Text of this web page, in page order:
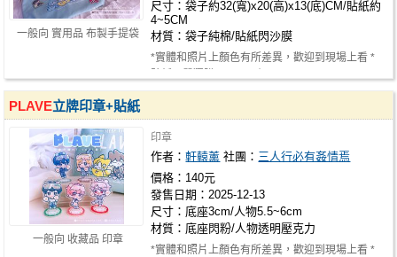
一般向 實用品 布製手提袋
尺寸：袋子約32(寬)x20(高)x13(底)CM/貼紙約
4~5CM
材質：袋子純棉/貼紙閃沙膜
*實體和照片上顏色有所差異，歡迎到現場上看 *
一般向 收藏品 印章
PLAVE立牌印章+貼紙
印章
作者：軒轅薰 社團： 三人行必有姦情焉
價格：140元
發售日期：2025-12-13
尺寸：底座3cm/人物5.5~6cm
材質：底座閃粉/人物透明壓克力
*實體和照片上顏色有所差異，歡迎到現場上看 *